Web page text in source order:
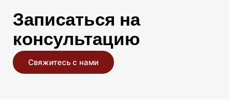
Записаться на
консультацию
Свяжитесь с нами